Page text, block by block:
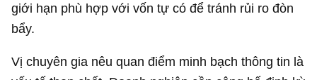
giới hạn phù hợp với vốn tự có để tránh rủi ro đòn
bẩy.
Vị chuyên gia nêu quan điểm minh bạch thông tin là